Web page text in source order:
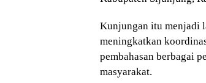
Kunjungan itu menjadi
meningkatkan
pembahasan berbagai
masyarakat.